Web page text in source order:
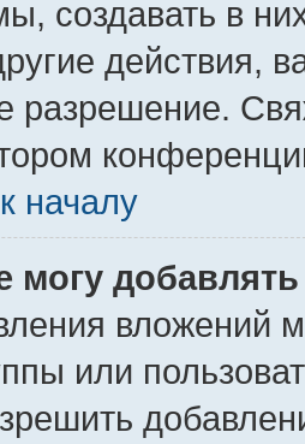
создавать в
действия,
разрешение.
началу
могу
вложений
или